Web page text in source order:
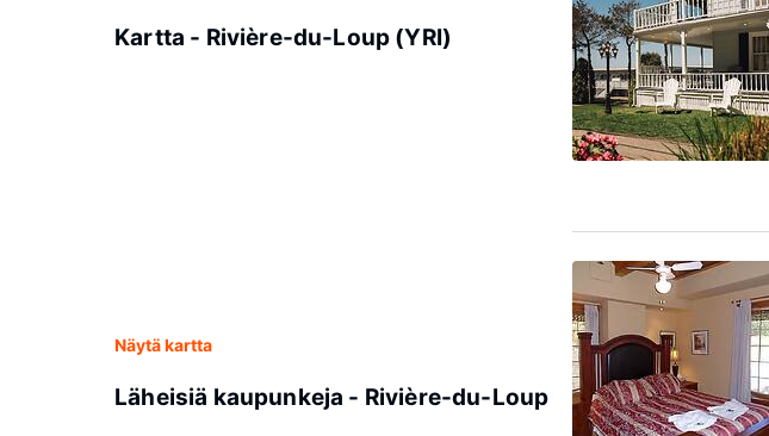
Kartta - Rivière-du-Loup (YRI)
Näytä kartta
Läheisiä kaupunkeja - Rivière-du-Loup